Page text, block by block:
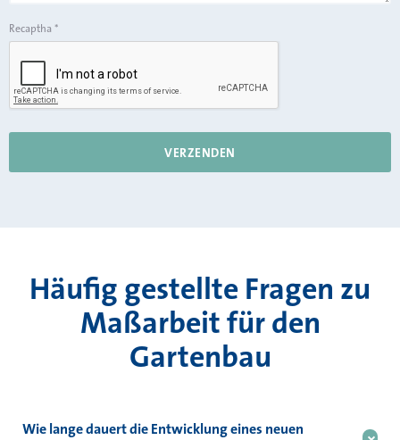
Recaptha *
Häufig gestellte Fragen zu
Maßarbeit für den
Gartenbau
Wie lange dauert die Entwicklung eines neuen